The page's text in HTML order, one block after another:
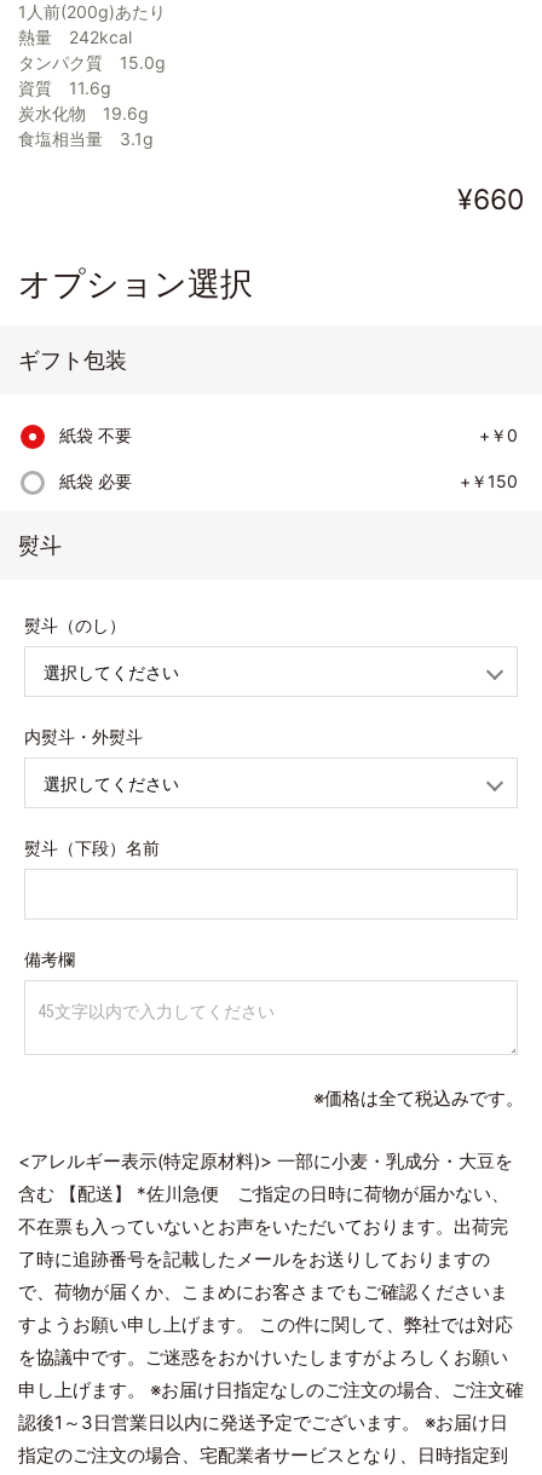
1人前(200g)あたり
熱量 242kcal
タンパク質 15.0g
資質 11.6g
炭水化物 19.6g
食塩相当量 3.1g
¥660
オプション選択
ギフト包装
紙袋 不要 +￥0
紙袋 必要 +￥150
熨斗
熨斗（のし）
内熨斗・外熨斗
熨斗（下段）名前
備考欄
※価格は全て税込みです。
<アレルギー表示(特定原材料)> 一部に小麦・乳成分・大豆を
含む 【配送】 *佐川急便 ご指定の日時に荷物が届かない、
不在票も入っていないとお声をいただいております。出荷完
了時に追跡番号を記載したメールをお送りしておりますの
で、荷物が届くか、こまめにお客さまでもご確認くださいま
すようお願い申し上げます。 この件に関して、弊社では対応
を協議中です。ご迷惑をおかけいたしますがよろしくお願い
申し上げます。 ※お届け日指定なしのご注文の場合、ご注文確
認後1～3日営業日以内に発送予定でございます。 ※お届け日
指定のご注文の場合、宅配業者サービスとなり、日時指定到